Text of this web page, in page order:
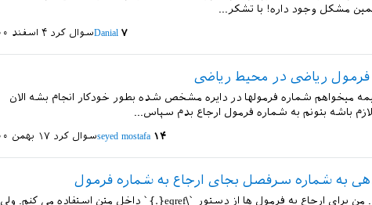
مشکل وجود داره! با تشکر...
سوال کرد ۴ اسفند ۱۴۰۰ Danial ۷
ریاضی در محیط ریاضی
میخواهم شماره فرمولها در دایره مشخص شده بطور خودکار انجام بشه الان
باشه بتونم به شماره فرمول ارجاع بدم سپاس...
سوال کرد ۱۷ بهمن ۱۴۰۰ seyed mostafa ۱۴
به شماره سرفصل بجای ارجاع به شماره فرمول
سلام وقت به خیر. من برای ارجاع به فرمول ها از دستور `\eqref{.}` داخل متن استفاده می کنم. ولی